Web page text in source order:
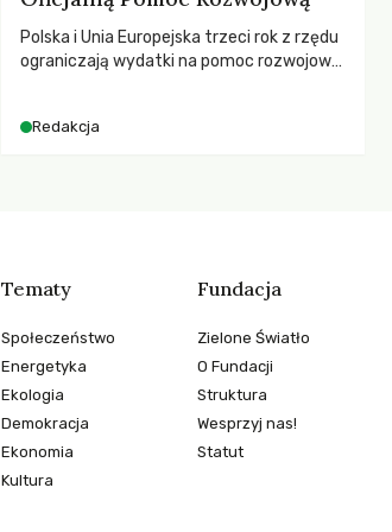
Polska i Unia Europejska trzeci rok z rzędu
ograniczają wydatki na pomoc rozwojową
dla krajów najbardziej potrzebujących, a
Redakcja
Tematy
Społeczeństwo
Energetyka
Ekologia
Demokracja
Ekonomia
Kultura
Fundacja
Zielone Światło
O Fundacji
Struktura
Wesprzyj nas!
Statut